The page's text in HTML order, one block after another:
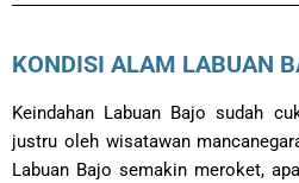
KONDISI ALAM LABUAN
Keindahan Labuan Bajo sudah
justru oleh wisatawan
Labuan Bajo semakin meroket,